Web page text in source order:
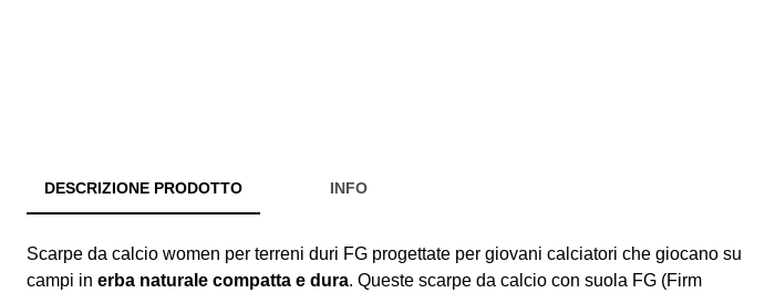
DESCRIZIONE PRODOTTO INFO
Scarpe da calcio women per terreni duri FG progettate per giovani calciatori che giocano su
campi in erba naturale compatta e dura. Queste scarpe da calcio con suola FG (Firm